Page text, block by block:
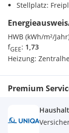
Stellplatz:
HWB (kWh/m²/
fGEE: 1,73
Heizung:
Premium